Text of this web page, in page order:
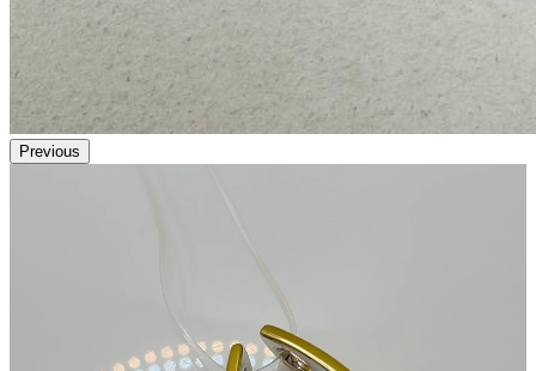
Previous